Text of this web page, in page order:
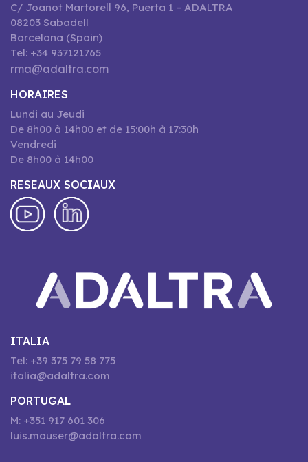
C/ Joanot Martorell 96, Puerta 1 – ADALTRA
08203 Sabadell
Barcelona (Spain)
Tel: +34 937121765
rma@adaltra.com
HORAIRES
Lundi au Jeudi
De 8h00 à 14h00 et de 15:00h à 17:30h
Vendredi
De 8h00 à 14h00
RESEAUX SOCIAUX
ITALIA
Tel: +39 375 79 58 775
italia@adaltra.com
PORTUGAL
M: +351 917 601 306
luis.mauser@adaltra.com